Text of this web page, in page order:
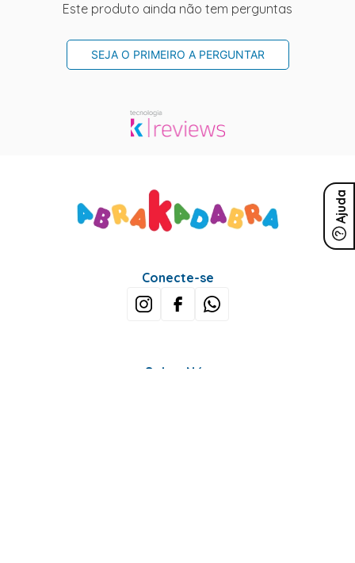
Este produto ainda não tem perguntas
SEJA O PRIMEIRO A PERGUNTAR
Ajuda
Conecte-se
Sobre Nós